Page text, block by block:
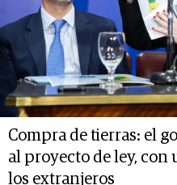
Compra de tierras: el
al proyecto de ley, con
los extranjeros